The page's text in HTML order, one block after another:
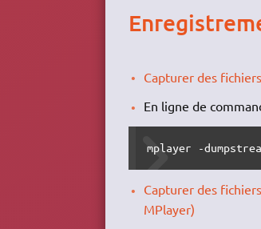
Capturer des
En ligne de
mplayer -
Capturer des
MPlayer)